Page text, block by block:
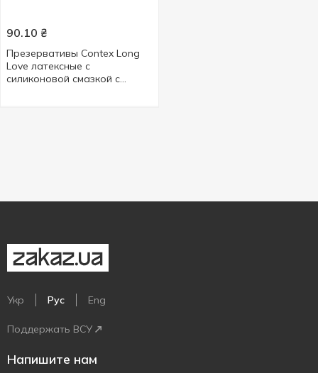
90.10 ₴
Презервативы Contex Long
Love латексные с
силиконовой смазкой с
Укр Рус Eng
Поддержать ВСУ
Напишите нам